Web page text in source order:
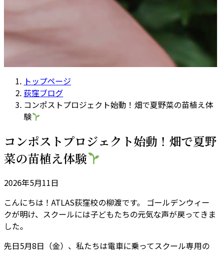
トップページ
荻窪ブログ
コンポストプロジェクト始動！畑で夏野菜の苗植え体
験
コンポストプロジェクト始動！畑で夏野
菜の苗植え体験
2026年5月11日
こんにちは！ATLAS荻窪校の柳渡です。 ゴールデンウィー
クが明け、スクールには子どもたちの元気な声が戻ってきま
した。
先日5月8日（金）、私たちは電車に乗ってスクール専用の